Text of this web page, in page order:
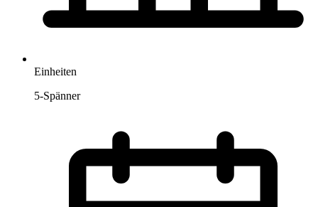
Einheiten
5-Spänner